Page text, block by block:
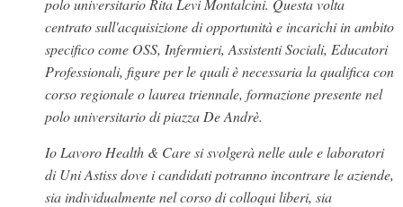
polo universitario Rita Levi Montalcini. Questa volta
centrato sull'acquisizione di opportunità e incarichi in ambito
specifico come OSS, Infermieri, Assistenti Sociali, Educatori
Professionali, figure per le quali è necessaria la qualifica con
corso regionale o laurea triennale, formazione presente nel
polo universitario di piazza De Andrè.
Io Lavoro Health & Care si svolgerà nelle aule e laboratori
di Uni Astiss dove i candidati potranno incontrare le aziende,
sia individualmente nel corso di colloqui liberi, sia